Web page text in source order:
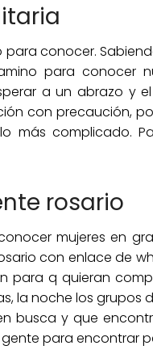
conocer.
para conocer
a un abrazo y
con precaución,
más complicado.
rosario
mujeres en
con enlace de
para q quieran
la noche los grupos
busca y que
para encontrar